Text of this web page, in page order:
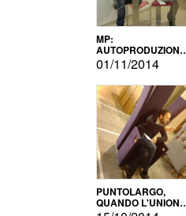
MP:
AUTOPRODUZIONE
E INNOVAZIONE
01/11/2014
PUNTOLARGO,
QUANDO L'UNIONE